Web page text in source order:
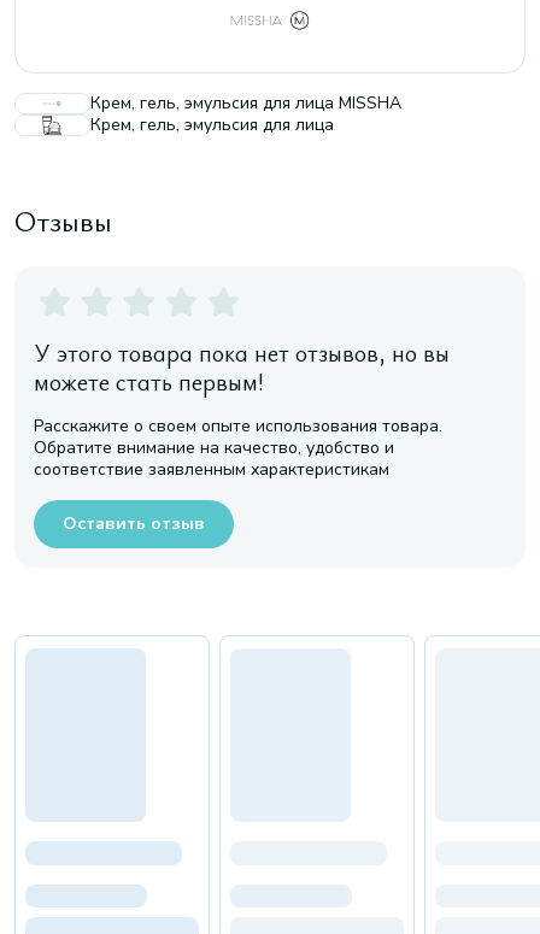
Крем, гель, эмульсия для лица MISSHA
Крем, гель, эмульсия для лица
Отзывы
У этого товара пока нет отзывов, но вы
можете стать первым!
Расскажите о своем опыте использования товара.
Обратите внимание на качество, удобство и
соответствие заявленным характеристикам
Оставить отзыв